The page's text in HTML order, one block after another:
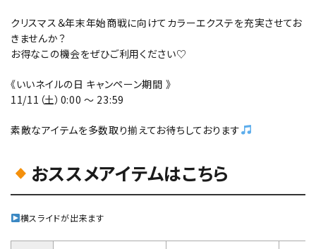
クリスマス＆年末年始商戦に向けてカラーエクステを充実させてお
きませんか？
お得なこの機会をぜひご利用ください♡
《いいネイルの日 キャンペーン期間 》
11/11（土）0:00 ～ 23:59
素敵なアイテムを多数取り揃えてお待ちしております
おススメアイテムはこちら
横スライドが出来ます